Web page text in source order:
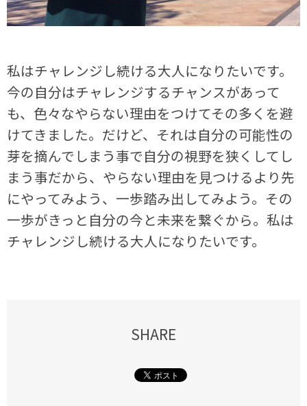
私はチャレンジし続ける大人になりたいです。
今の自分はチャレンジするチャンスがあって
も、色々なやらない理由をつけてその多くを避
けてきました。だけど、それは自分の可能性の
芽を摘んでしまう事で自分の視野を狭くしてし
まう事だから、やらない理由を見つけるより先
にやってみよう、一歩踏み出してみよう。その
一歩がきっと自分の今と未来を繋ぐから。私は
チャレンジし続ける大人になりたいです。
SHARE